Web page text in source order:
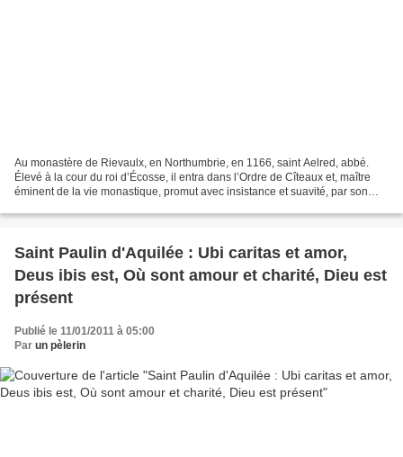
Au monastère de Rievaulx, en Northumbrie, en 1166, saint Aelred, abbé.
Élevé à la cour du roi d’Écosse, il entra dans l’Ordre de Cîteaux et, maître
éminent de la vie monastique, promut avec insistance et suavité, par son
Saint Paulin d'Aquilée : Ubi caritas et amor,
Deus ibis est, Où sont amour et charité, Dieu est
présent
Publié le 11/01/2011 à 05:00
Par un pèlerin